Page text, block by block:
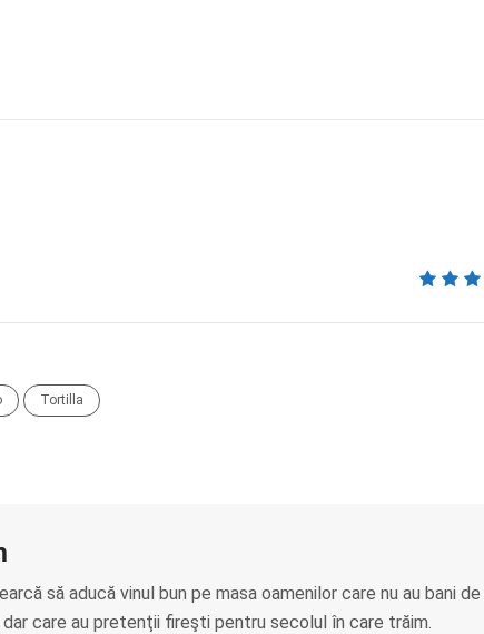
Tortilla
să aducă vinul bun pe masa oamenilor care nu au bani de
care au pretenţii fireşti pentru secolul în care trăim.